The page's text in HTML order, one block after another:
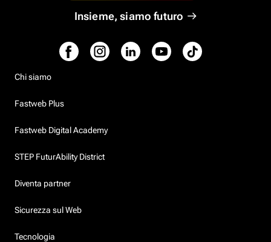
Insieme, siamo futuro
Chi siamo
Fastweb Plus
Fastweb Digital Academy
STEP FuturAbility District
Diventa partner
Sicurezza sul Web
Tecnologia